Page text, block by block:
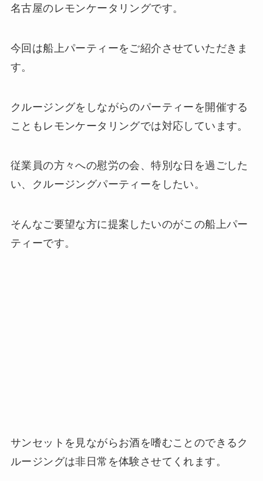
名古屋のレモンケータリングです。
今回は船上パーティーをご紹介させていただきま
す。
クルージングをしながらのパーティーを開催する
こともレモンケータリングでは対応しています。
従業員の方々への慰労の会、特別な日を過ごした
い、クルージングパーティーをしたい。
そんなご要望な方に提案したいのがこの船上パー
ティーです。
サンセットを見ながらお酒を嗜むことのできるク
ルージングは非日常を体験させてくれます。